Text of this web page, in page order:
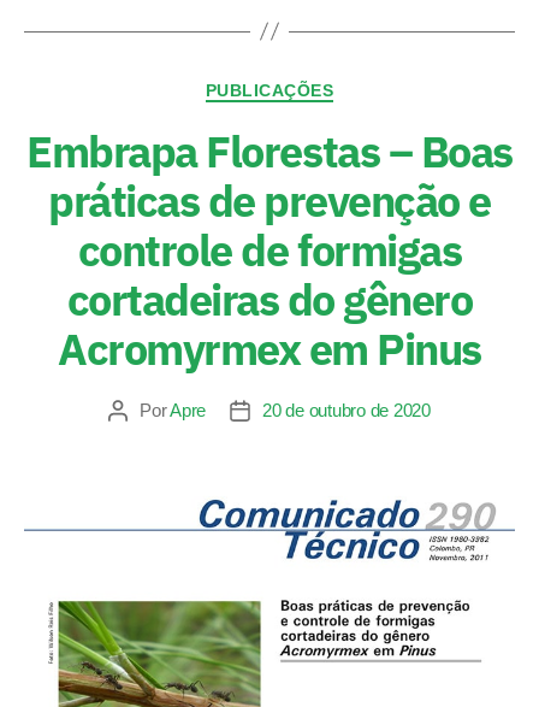
PUBLICAÇÕES
Embrapa Florestas – Boas
práticas de prevenção e
controle de formigas
cortadeiras do gênero
Acromyrmex em Pinus
PorApre 20 de outubro de 2020